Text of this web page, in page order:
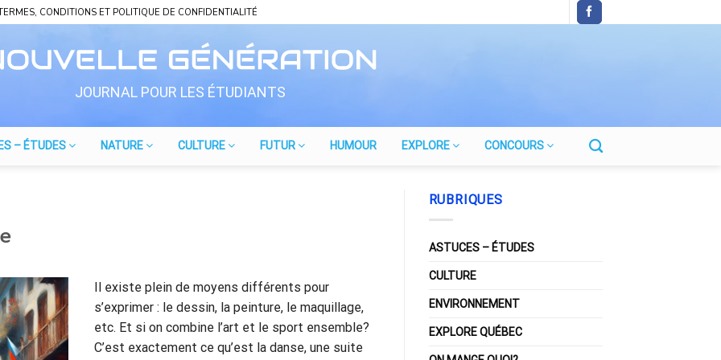
CONDITIONS ET POLITIQUE DE CONFIDENTIALITÉ
JOURNAL POUR LES ÉTUDIANTS
– ÉTUDES NATURE CULTURE FUTUR HUMOUR EXPLORE CONCOURS
Il existe plein de moyens différents pour
s’exprimer : le dessin, la peinture, le maquillage,
etc. Et si on combine l’art et le sport ensemble?
C’est exactement ce qu’est la danse, une suite
RUBRIQUES
ASTUCES – ÉTUDES
CULTURE
ENVIRONNEMENT
EXPLORE QUÉBEC